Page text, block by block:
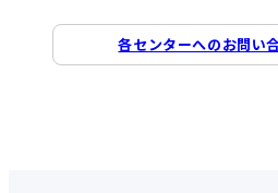
各センターへのお問い